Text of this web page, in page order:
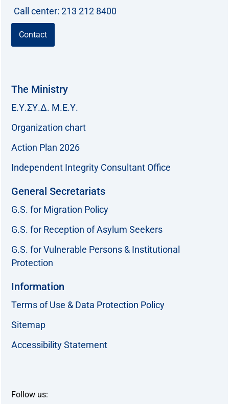
Call center: 213 212 8400
Contact
The Ministry
Ε.Υ.ΣΥ.Δ. Μ.Ε.Υ.
Organization chart
Action Plan 2026
Independent Integrity Consultant Office
General Secretariats
G.S. for Migration Policy
G.S. for Reception of Asylum Seekers
G.S. for Vulnerable Persons & Institutional
Protection
Information
Terms of Use & Data Protection Policy
Sitemap
Accessibility Statement
Follow us: